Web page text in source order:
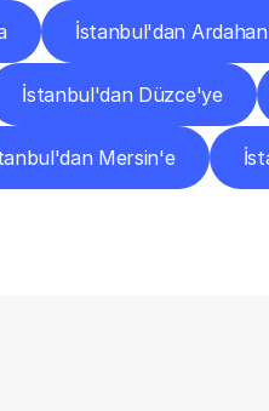
İstanbul'dan
İstanbul'dan Düzce'ye
Mersin'e